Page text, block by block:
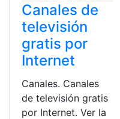
Canales de
televisión
gratis por
Internet
Canales. Canales
de televisión gratis
por Internet. Ver la